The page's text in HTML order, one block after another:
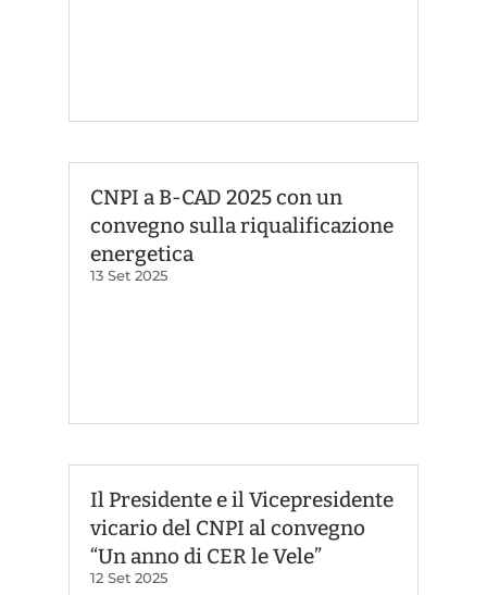
CNPI a B-CAD 2025 con un
convegno sulla riqualificazione
energetica
13 Set 2025
Il Presidente e il Vicepresidente
vicario del CNPI al convegno
“Un anno di CER le Vele”
12 Set 2025